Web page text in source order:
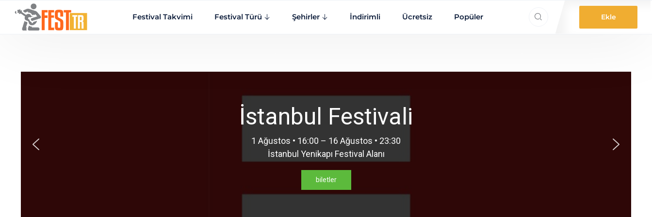
Ana içeriğe atla
Festival Takvimi
Festival Türü Şehirler İndirimli Ücretsiz Popüler Ekle
ne aradınız?
İstanbul Festivali
1 Ağustos • 16:00 – 16 Ağustos • 23:30
İstanbul Yenikapı Festival Alanı
biletler